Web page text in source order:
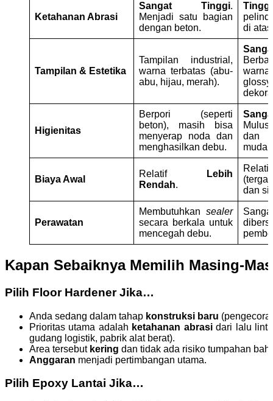
Ketahanan Abrasi
Sangat Tinggi.
Menjadi satu bagian
dengan beton.
Tinggi
di
Tampilan & Estetika
Tampilan industrial,
warna terbatas (abu-
abu, hijau, merah).
Higienitas
Berpori (seperti
beton), masih bisa
menyerap noda dan
menghasilkan debu.
dan
Biaya Awal
Relatif
Lebih
Rendah.
dan
Perawatan
Membutuhkan sealer
secara berkala untuk
mencegah debu.
Kapan Sebaiknya Memilih Masing-
Pilih Floor Hardener Jika…
Anda sedang dalam tahap konstruksi baru
Prioritas utama adalah ketahanan abrasidari lalu
gudang logistik, pabrik alat berat).
Area tersebut kering dan tidak ada risiko tumpahan
Anggaran menjadi pertimbangan utama.
Pilih Epoxy Lantai Jika…